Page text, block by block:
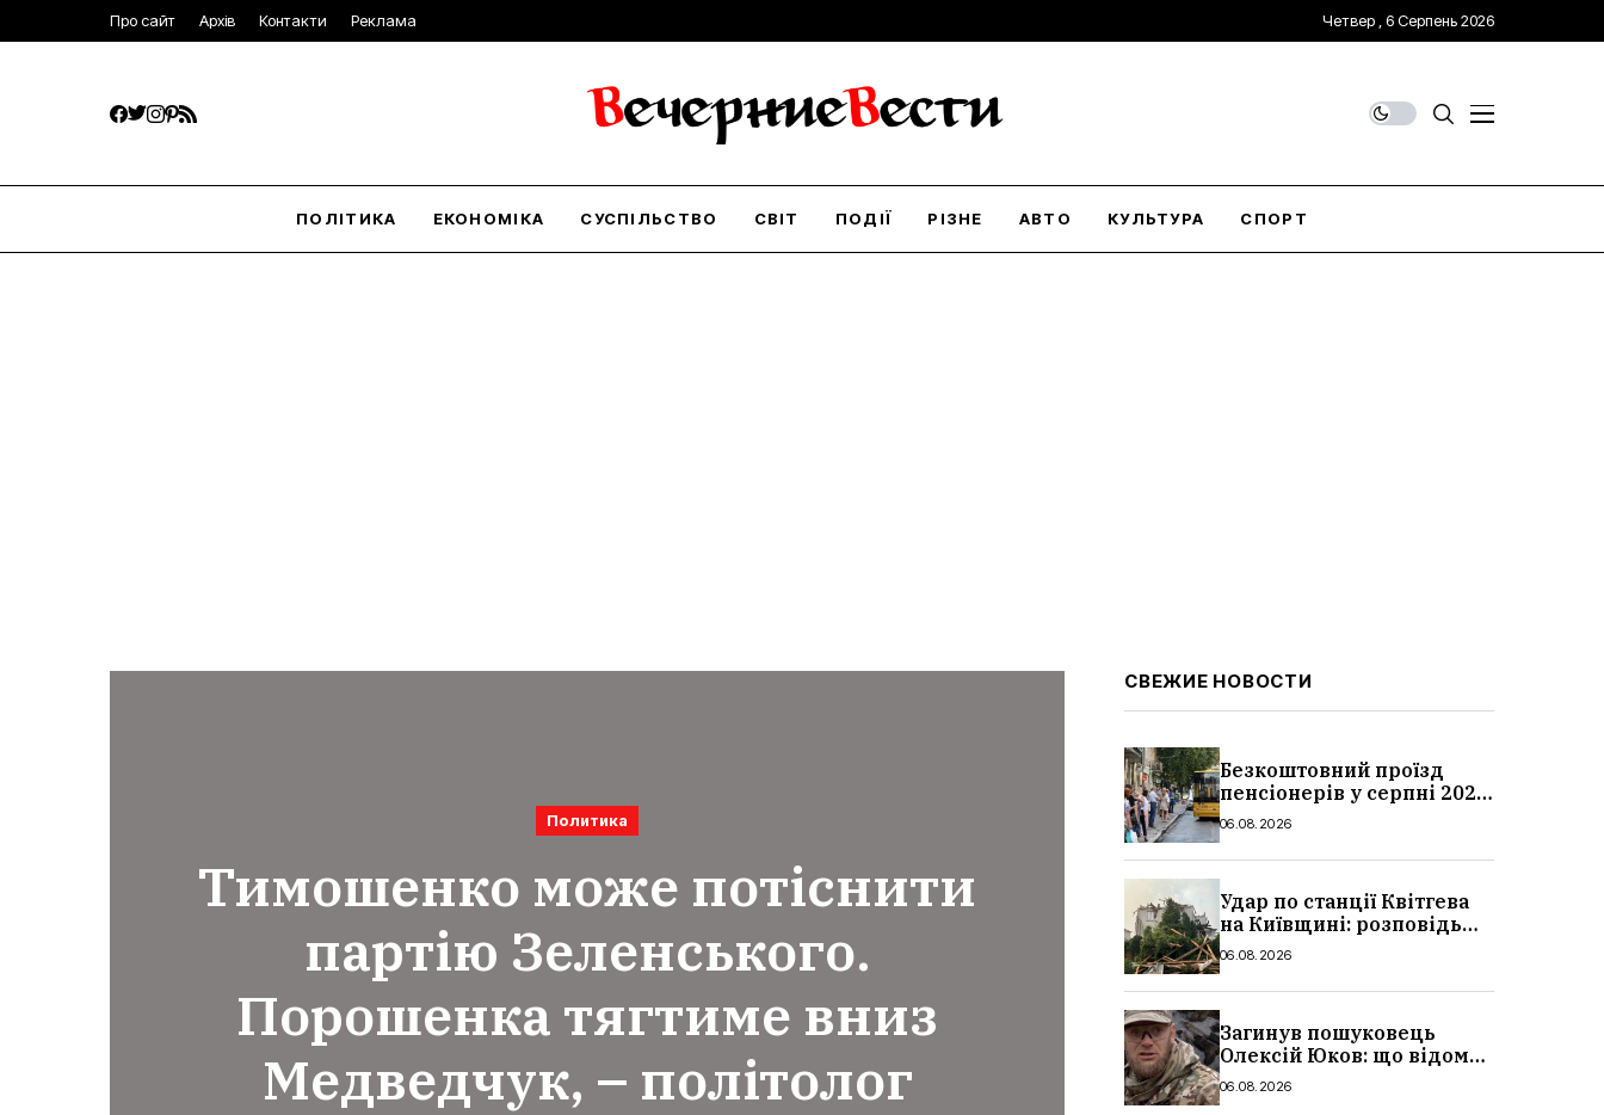
Про сайт Архів Контакти Реклама Четвер , 6 Серпень 2026
ПОЛІТИКА ЕКОНОМІКА СУСПІЛЬСТВО СВІТ ПОДІЇ РІЗНЕ АВТО КУЛЬТУРА СПОРТ
Политика
Тимошенко може потіснити
партію Зеленського.
Порошенка тягтиме вниз
Медведчук, – політолог
СВЕЖИЕ НОВОСТИ
Безкоштовний проїзд
пенсіонерів у серпні 2026
в Україні: де діє пільга,
06.08.2026
Удар по станції Квітгева
на Київщині: розповідь
очевидців, як вісім людей
сталося
06.08.2026
Загинув пошуковець
Олексій Юков: що відомо
про його роботу, хто він
06.08.2026